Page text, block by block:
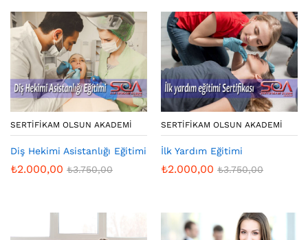
SERTIFIKAM OLSUN AKADEMI
Diş Hekimi Asistanlığı Eğitimi
₺2.000,00 ₺3.750,00
SERTIFIKAM OLSUN AKADEMI
İlk Yardım Eğitimi
₺2.000,00 ₺3.750,00